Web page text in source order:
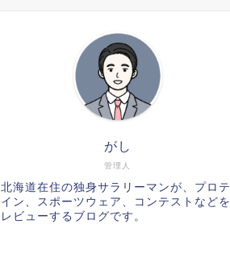
管理人
がし
北海道在住の独身サラリーマンが、プロテ
イン、スポーツウェア、コンテストなどを
レビューするブログです。